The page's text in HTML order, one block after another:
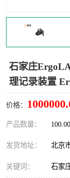
石家庄
理记录装置
价格：
产品数量：
发货地址： 北京
关键词： 石家